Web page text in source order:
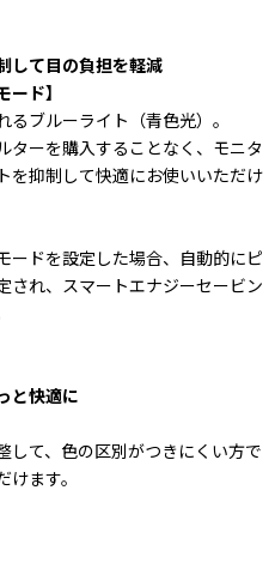
して目の負担を軽減
ード】
るブルーライト（青色光）。
ターを購入することなく、モニタ
を抑制して快適にお使いいただけ
ードを設定した場合、自動的にピ
され、スマートエナジーセービン
と快適に
して、色の区別がつきにくい方で
ます。